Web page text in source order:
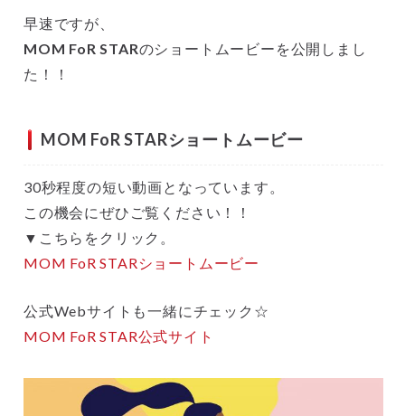
早速ですが、
MOM FoR STARのショートムービーを公開しまし
た！！
MOM FoR STARショートムービー
30秒程度の短い動画となっています。
この機会にぜひご覧ください！！
▼こちらをクリック。
MOM FoR STARショートムービー
公式Webサイトも一緒にチェック☆
MOM FoR STAR公式サイト